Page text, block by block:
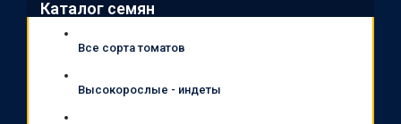
Каталог семян
Все сорта томатов
Высокорослые - индеты